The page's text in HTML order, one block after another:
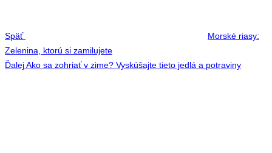
Späť
Morské riasy:
Zelenina, ktorú si zamilujete
Next
ĎalejAko sa zohriať v zime? Vyskúšajte tieto jedlá a potraviny